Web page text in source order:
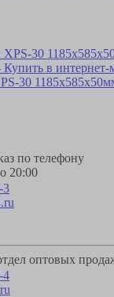
30
по телефону
20:00
3
оптовых
4